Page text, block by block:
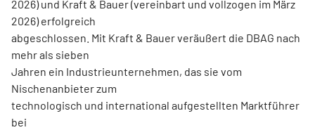
2026) und Kraft & Bauer (vereinbart und vollzogen im März
2026) erfolgreich
abgeschlossen. Mit Kraft & Bauer veräußert die DBAG nach
mehr als sieben
Jahren ein Industrieunternehmen, das sie vom
Nischenanbieter zum
technologisch und international aufgestellten Marktführer
bei